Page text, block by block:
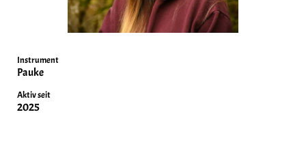
Instrument
Pauke
Aktiv seit
2025